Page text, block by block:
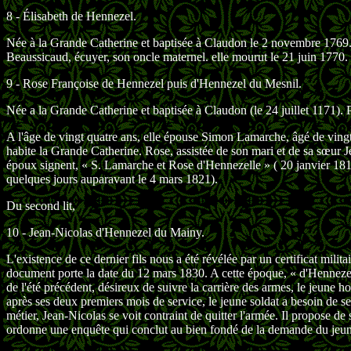
8 - Élisabeth de Hennezel.
Née à la Grande Catherine et baptisée à Claudon le 2 novembre
Beaussicaud, écuyer, son oncle maternel. elle mourut le 21 juin 1770.
9 - Rose Françoise de Hennezel puis d'Hennezel du Mesnil.
Née a la Grande Catherine et baptisée à Claudon (le 24 juillet
A l'âge de vingt quatre ans, elle épouse Simon Lamarche, âgé de
habite la Grande Catherine. Rose, assistée de son mari et de sa
époux signent, « S. Lamarche et Rose d'Hennezelle » ( 20 janvier
quelques jours auparavant le 4 mars 1821).
Du second lit,
10 - Jean-Nicolas d'Hennezel du Mainy.
L'existence de ce dernier fils nous a été révélée par un certificat
document porte la date du 12 mars 1830. A cette époque, «
de l'été précédent, désireux de suivre la carrière des armes, le jeune
après ses deux premiers mois de service, le jeune soldat a besoin
métier, Jean-Nicolas se voit contraint de quitter l'armée. Il propose
ordonne une enquête qui conclut au bien fondé de la demande du